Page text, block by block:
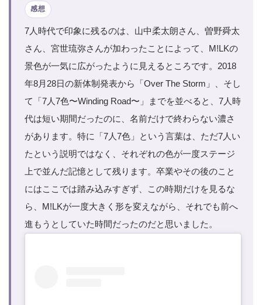
感想
7人時代で印象に残るのは、山中柔太朗さん、曽野舜太
さん、宮世琉弥さんが加わったことによって、M!LKの
景色が一気に広がったように見えるところです。2018
年8月28日の新体制発表から「Over The Storm」、そし
て「7人7色〜Winding Road〜」までを並べると、7人時
代は短い期間だったのに、名前だけで終わらない濃さ
があります。特に「7人7色」という言葉は、ただ7人い
たという説明ではなく、それぞれの色が一度ステージ
上で並んだ記憶として残ります。卒業やその後のこと
にはここでは踏み込みすぎず、この時期だけを見るな
ら、M!LKが一度大きく形を変えながら、それでも前へ
進もうとしていた時間だったのだと思いました。